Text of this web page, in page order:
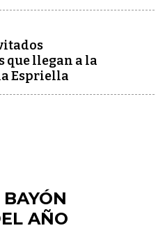
llegan a la
Espriella
AÑO